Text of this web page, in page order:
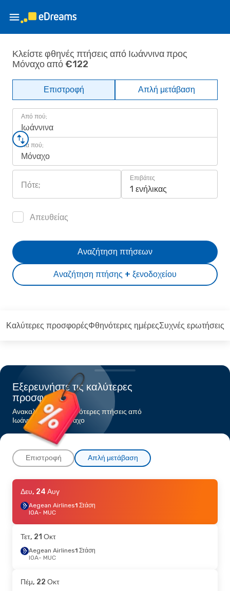
Κλείστε φθηνές πτήσεις από Ιωάννινα προς
Μόναχο από €122
Επιστροφή Απλή μετάβαση
Από πού;
Ιωάννινα
Για πού;
Μόναχο
Πότε;
Επιβάτες
1 ενήλικας
Απευθείας
Αναζήτηση πτήσης + ξενοδοχείου
Αναζήτηση πτήσεων
Καλύτερες προσφορέςΦθηνότερες ημέρεςΣυχνές ερωτήσεις
Εξερευνήστε τις καλύτερες
προσφορές
Ανακαλύψτε τις φθηνότερες πτήσεις από
Ιωάννιναπρος Μόναχο
Επιστροφή Απλή μετάβαση
Σάβ, 24 Οκτ
Aegean Airlines1 Στάση
IOA- MUC
MUC- IOA
Δευ, 24 Αυγ
Aegean Airlines1 Στάση
IOA- MUC
Τετ, 21 Οκτ
Aegean Airlines1 Στάση
IOA- MUC
Πέμ, 22 Οκτ